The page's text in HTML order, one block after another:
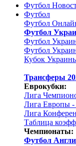
Футбол
Футбол
Футбол
Футбол
Футбол
Футбол
Кубок
Трансферы
Еврокубки:
Лига
Лига Европы -
Лига
Таблица
Чемпионаты:
Футбол